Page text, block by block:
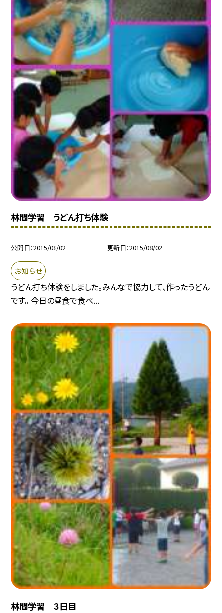
林間学習 うどん打ち体験
公開日 2015/08/02 更新日 2015/08/02
お知らせ
うどん打ち体験をしました。みんなで協力して、作ったうどん
です。 今日の昼食で食べ...
林間学習 ３日目